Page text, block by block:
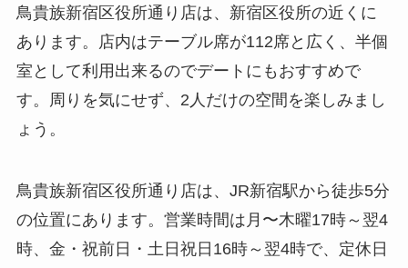
鳥貴族新宿区役所通り店は、新宿区役所の近くに
あります。店内はテーブル席が112席と広く、半個
室として利用出来るのでデートにもおすすめで
す。周りを気にせず、2人だけの空間を楽しみまし
ょう。
鳥貴族新宿区役所通り店は、JR新宿駅から徒歩5分
の位置にあります。営業時間は月〜木曜17時～翌4
時、金・祝前日・土日祝日16時～翌4時で、定休日